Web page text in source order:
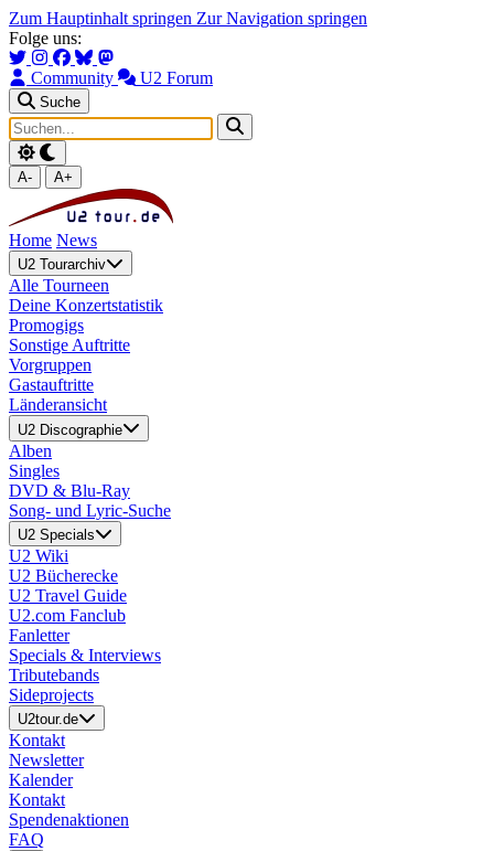
Zum Hauptinhalt springen Zur Navigation springen
Folge uns:
Community U2 Forum
Suche
A- A+
Home News
U2 Tourarchiv
Alle Tourneen
Deine Konzertstatistik
Promogigs
Sonstige Auftritte
Vorgruppen
Gastauftritte
Länderansicht
U2 Discographie
Alben
Singles
DVD & Blu-Ray
Song- und Lyric-Suche
U2 Specials
U2 Wiki
U2 Bücherecke
U2 Travel Guide
U2.com Fanclub
Fanletter
Specials & Interviews
Tributebands
Sideprojects
U2tour.de
Kontakt
Newsletter
Kalender
Kontakt
Spendenaktionen
FAQ